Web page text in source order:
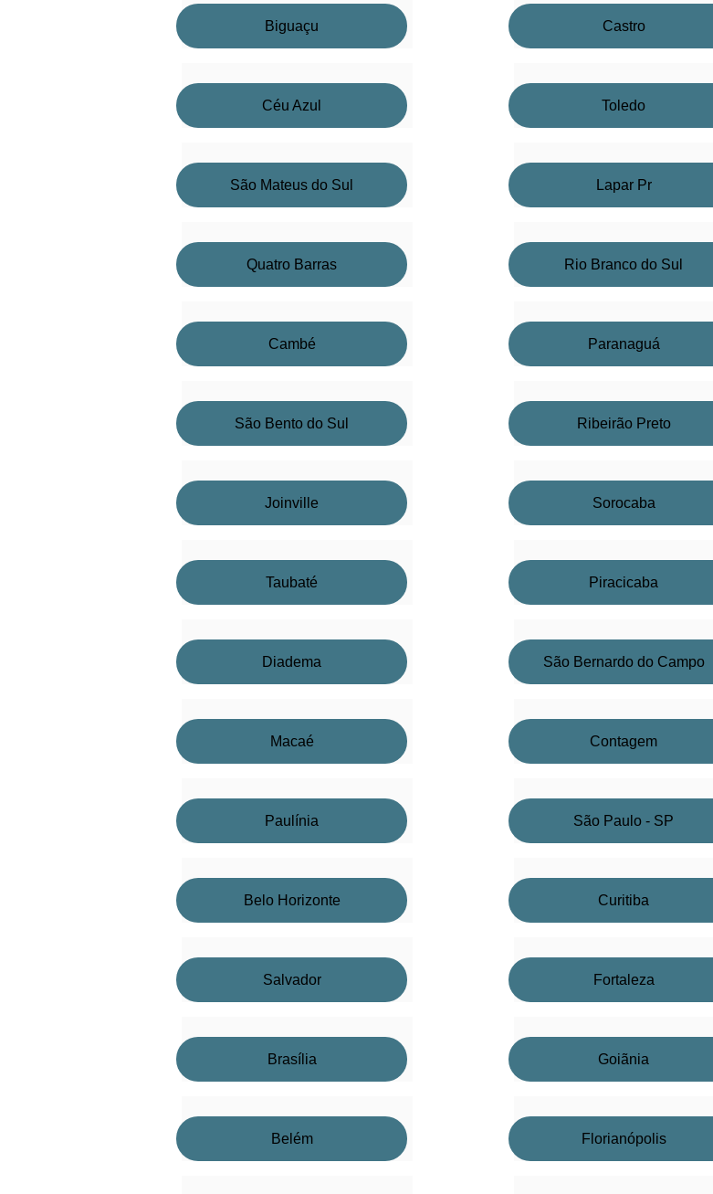
Biguaçu
Céu Azul
São Mateus do Sul
Quatro Barras
Cambé
São Bento do Sul
Joinville
Taubaté
Diadema
Macaé
Paulínia
Belo Horizonte
Salvador
Brasília
Belém
Castro
Toledo
Lapar Pr
Rio Branco do Sul
Paranaguá
Ribeirão Preto
Sorocaba
Piracicaba
São Bernardo do Campo
Contagem
São Paulo - SP
Curitiba
Fortaleza
Goiãnia
Florianópolis